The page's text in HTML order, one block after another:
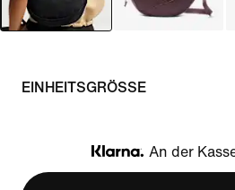
EINHEITSGRÖSSE
Klarna
An der